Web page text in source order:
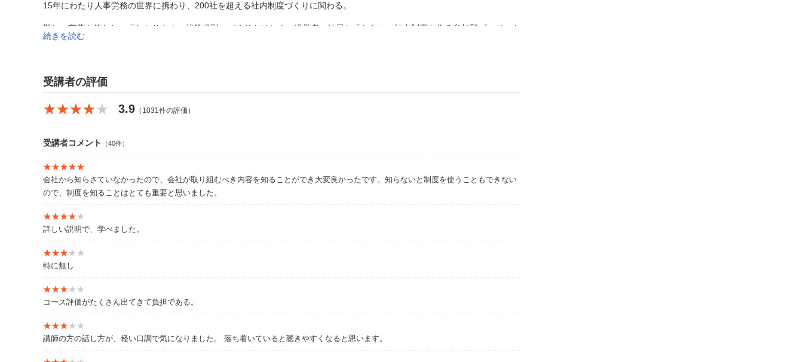
15年にわたり人事労務の世界に携わり、200社を超える社内制度づくりに関わる。
難しい言葉を使わない「わかりやすい就業規則」づくりをはじめ、経営者・社員と「ともに」社内制度を作る参加型プロジェク
ト「みんなでつくる就業規則づくり」、ハラスメント防止のための研修など多数実施。
YOUTUBE「社長のミカタ」「世界一わかりやすい就業規則」チャンネルでは、わかりづらい専門用語や人事労務の基本をわか
続きを読む
受講者の評価
★★★★★
★★★★★ 3.9 （1031件の評価）
受講者コメント （40件）
★★★★★
★★★★★
会社から知らさていなかったので、会社が取り組むべき内容を知ることができ大変良かったです。知らないと制度を使うこともできない
ので、制度を知ることはとても重要と思いました。
★★★★★
★★★★★
詳しい説明で、学べました。
★★★★★
★★★★★
特に無し
★★★★★
★★★★★
コース評価がたくさん出てきて負担である。
★★★★★
★★★★★
講師の方の話し方が、軽い口調で気になりました。 落ち着いていると聴きやすくなると思います。